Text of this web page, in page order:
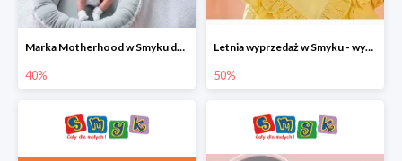
Marka Motherhood w Smyku do -40%
40%
Letnia wyprzedaż w Smyku - wybrane ubrania i buty do -50%
50%